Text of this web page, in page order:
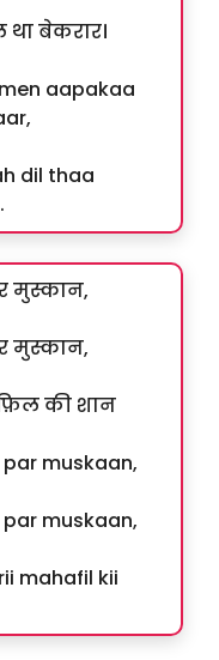
बेकरार।
aapakaa
dil thaa
मुस्कान,
मुस्कान,
की शान
muskaan,
muskaan,
mahafil kii